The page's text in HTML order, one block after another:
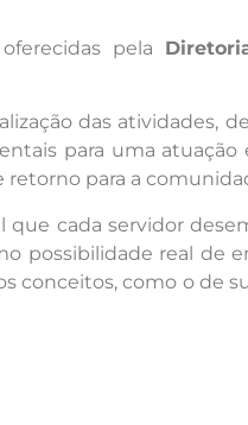
pela
das atividades,
para uma atuação
para a
cada servidor
possibilidade real de
conceitos, como o de